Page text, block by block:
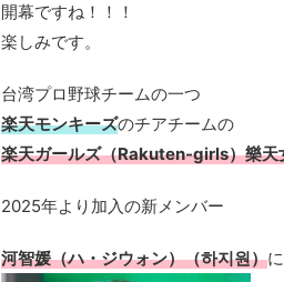
開幕ですね！！！
楽しみです。
台湾プロ野球チームの一つ
楽天モンキーズのチアチームの
楽天ガールズ（Rakuten-girls）樂天
2025年より加入の新メンバー
河智媛（ハ・ジウォン）（하지원）に